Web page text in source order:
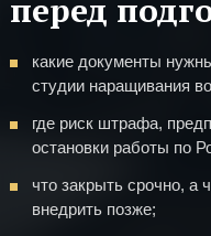
перед
какие документы
студии наращивания
где риск штрафа,
остановки работы по
что закрыть срочно, а
внедрить позже;